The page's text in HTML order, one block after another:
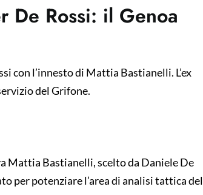
De Rossi: il Genoa
con l’innesto di Mattia Bastianelli. L’ex
del Grifone.
Mattia Bastianelli, scelto da Daniele De
per potenziare l’area di analisi tattica del